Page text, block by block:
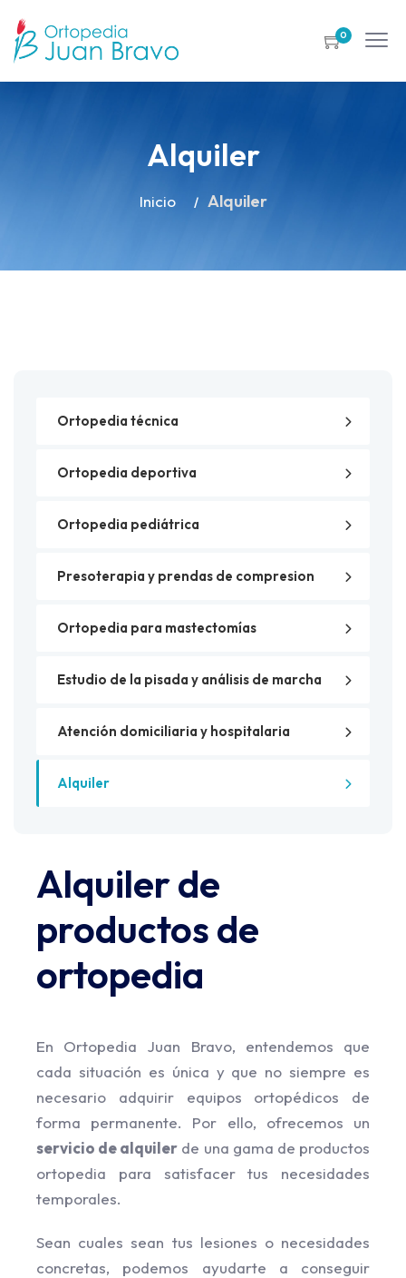
0
Alquiler
Inicio Alquiler
Ortopedia técnica
Ortopedia deportiva
Ortopedia pediátrica
Presoterapia y prendas de compresion
Ortopedia para mastectomías
Estudio de la pisada y análisis de marcha
Atención domiciliaria y hospitalaria
Alquiler
Alquiler de
productos de
ortopedia
En Ortopedia Juan Bravo, entendemos que
cada situación es única y que no siempre es
necesario adquirir equipos ortopédicos de
forma permanente. Por ello, ofrecemos un
servicio de alquiler de una gama de productos
ortopedia para satisfacer tus necesidades
temporales.
Sean cuales sean tus lesiones o necesidades
concretas, podemos ayudarte a conseguir